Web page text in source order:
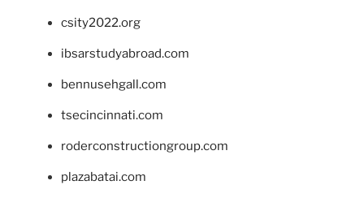
csity2022.org
ibsarstudyabroad.com
bennusehgall.com
tsecincinnati.com
roderconstructiongroup.com
plazabatai.com